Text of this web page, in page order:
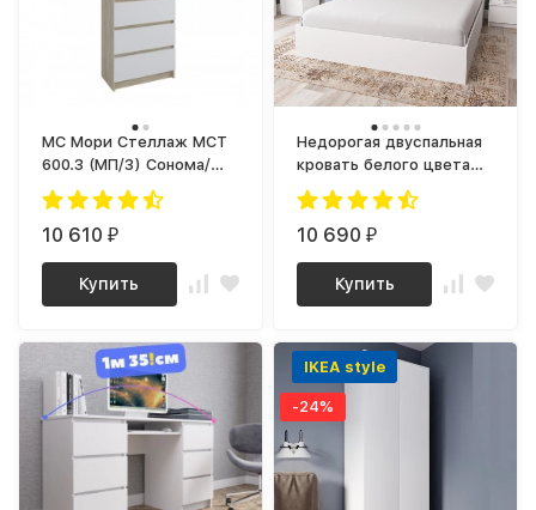
МС Мори Стеллаж МСТ
600.3 (МП/3) Сонома/
Белый
10 610₽
Купить
Недорогая двуспальная
кровать белого цвета
160х200 КРМ 1600.1
(МП/3) МС мори
10 690₽
Купить
IKEA style
-24%